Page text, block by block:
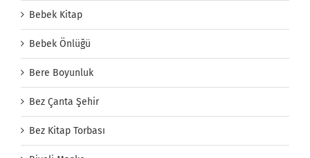
Bebek Kitap
Bebek Önlüğü
Bere Boyunluk
Bez Çanta Şehir
Bez Kitap Torbası